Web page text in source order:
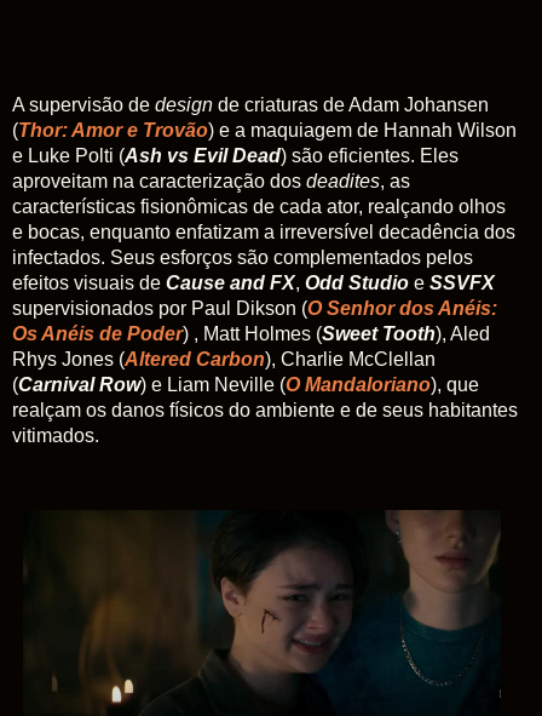
A supervisão de design de criaturas de Adam Johansen
(Thor: Amor e Trovão) e a maquiagem de Hannah Wilson
e Luke Polti (Ash vs Evil Dead) são eficientes. Eles
aproveitam na caracterização dos deadites, as
características fisionômicas de cada ator, realçando olhos
e bocas, enquanto enfatizam a irreversível decadência dos
infectados. Seus esforços são complementados pelos
efeitos visuais de Cause and FX, Odd Studio e SSVFX
supervisionados por Paul Dikson (O Senhor dos Anéis:
Os Anéis de Poder) , Matt Holmes (Sweet Tooth), Aled
Rhys Jones (Altered Carbon), Charlie McClellan
(Carnival Row) e Liam Neville (O Mandaloriano), que
realçam os danos físicos do ambiente e de seus habitantes
vitimados.